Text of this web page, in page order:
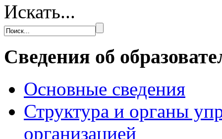
Искать...
Сведения об
Основные сведения
Структура и органы
организацией